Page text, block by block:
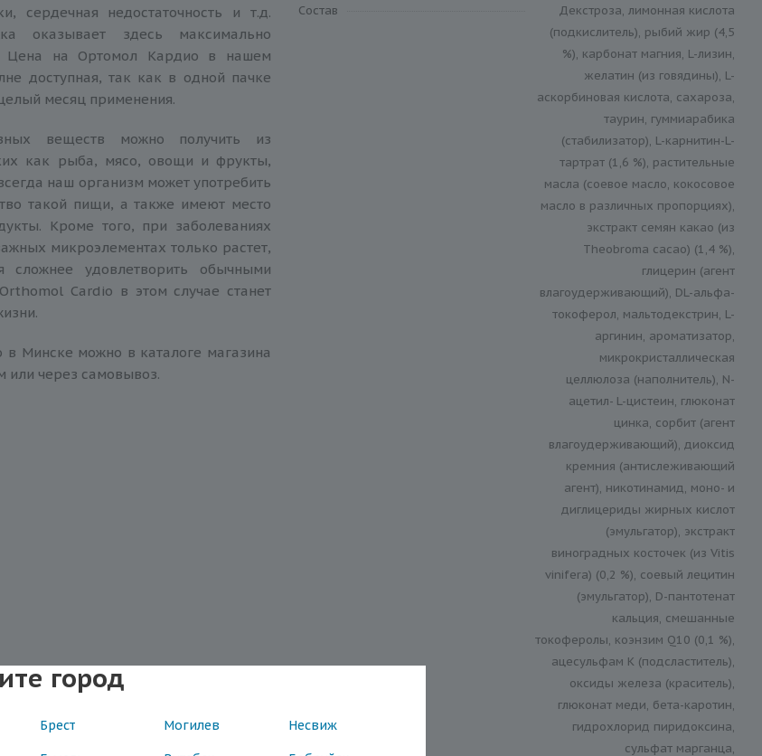
город
Брест Могилев Несвиж
сердечная недостаточность и т.д.
оказывает здесь максимально
Цена на Ортомол Кардио в нашем
доступная, так как в одной пачке
месяц применения.
веществ можно получить из
как рыба, мясо, овощи и фрукты,
наш организм может употребить
такой пищи, а также имеют место
Кроме того, при заболеваниях
микроэлементах только растет,
сложнее удовлетворить обычными
Cardio в этом случае станет
в Минске можно в каталоге магазина
или через самовывоз.
Состав
Декстроза, лимонная кислота
(подкислитель), рыбий жир (4,5
%), карбонат магния, L-лизин,
желатин (из говядины), L-
аскорбиновая кислота, сахароза,
таурин, гуммиарабика
(стабилизатор), L-карнитин-L-
тартрат (1,6 %), растительные
масла (соевое масло, кокосовое
масло в различных пропорциях),
экстракт семян какао (из
Theobroma cacao) (1,4 %),
глицерин (агент
влагоудерживающий), DL-альфа-
токоферол, мальтодекстрин, L-
аргинин, ароматизатор,
микрокристаллическая
целлюлоза (наполнитель), N-
ацетил- L-цистеин, глюконат
цинка, сорбит (агент
влагоудерживающий), диоксид
кремния (антислеживающий
агент), никотинамид, моно- и
диглицериды жирных кислот
(эмульгатор), экстракт
виноградных косточек (из Vitis
vinifera) (0,2 %), соевый лецитин
(эмульгатор), D-пантотенат
кальция, смешанные
токоферолы, коэнзим Q10 (0,1 %),
ацесульфам K (подсластитель),
оксиды железа (краситель),
глюконат меди, бета-каротин,
гидрохлорид пиридоксина,
сульфат марганца,